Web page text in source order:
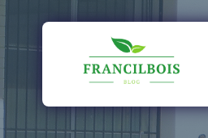
contenu